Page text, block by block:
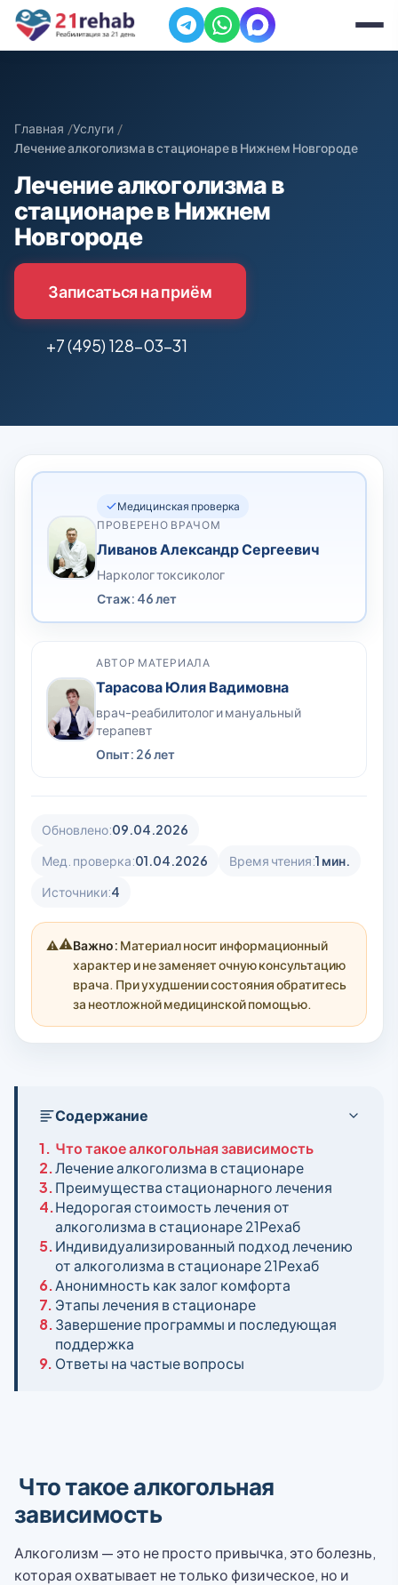
Главная
Услуги
Лечение алкоголизма в стационаре в Нижнем Новгороде
Лечение алкоголизма в
стационаре в Нижнем
Новгороде
Записаться на приём
+7 (495) 128-03-31
Медицинская проверка
ПРОВЕРЕНО ВРАЧОМ
Ливанов Александр Сергеевич
Нарколог токсиколог
Стаж: 46 лет
АВТОР МАТЕРИАЛА
Тарасова Юлия Вадимовна
врач-реабилитолог и мануальный
терапевт
Опыт: 26 лет
Обновлено:09.04.2026
Мед. проверка:01.04.2026 Время чтения:1 мин.
Источники:4
⚠️Важно: Материал носит информационный
характер и не заменяет очную консультацию
врача. При ухудшении состояния обратитесь
за неотложной медицинской помощью.
Содержание
1. Что такое алкогольная зависимость
2.Лечение алкоголизма в стационаре
3.Преимущества стационарного лечения
4.Недорогая стоимость лечения от
алкоголизма в стационаре 21Рехаб
5.Индивидуализированный подход лечению
от алкоголизма в стационаре 21Рехаб
6.Анонимность как залог комфорта
7. Этапы лечения в стационаре
8.Завершение программы и последующая
поддержка
9. Ответы на частые вопросы
Что такое алкогольная
зависимость
Алкоголизм — это не просто привычка, это болезнь,
которая охватывает не только физическое, но и